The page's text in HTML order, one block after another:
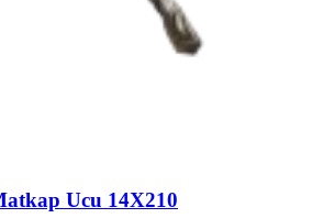
Ucu 14X210